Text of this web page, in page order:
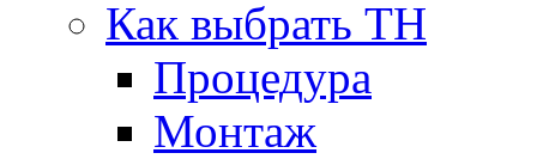
Как выбрать ТН
Процедура
Монтаж